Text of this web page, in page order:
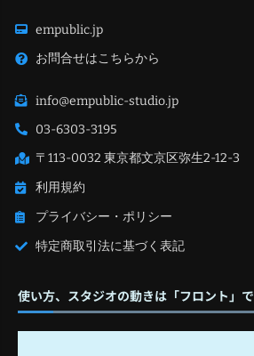
empublic.jp
お問合せはこちらから
info@empublic-studio.jp
03-6303-3195
〒113-0032 東京都文京区弥生2-12-3
利用規約
プライバシー・ポリシー
特定商取引法に基づく表記
使い方、スタジオの動きは「フロント」で